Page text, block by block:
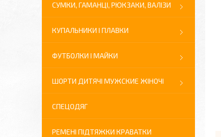
СУМКИ, ГАМАНЦІ, РЮКЗАКИ, ВАЛІЗИ
КУПАЛЬНИКИ І ПЛАВКИ
ФУТБОЛКИ І МАЙКИ
ШОРТИ ДИТЯЧІ МУЖСКИЕ ЖІНОЧІ
СПЕЦОДЯГ
РЕМЕНІ ПІДТЯЖКИ КРАВАТКИ